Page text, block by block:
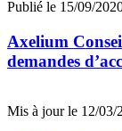
Publié le 15/09/
Axelium
demandes
Mis à jour le 12/03/